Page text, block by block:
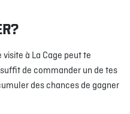
visite à La Cage peut te
de commander un de tes
des chances de gagner